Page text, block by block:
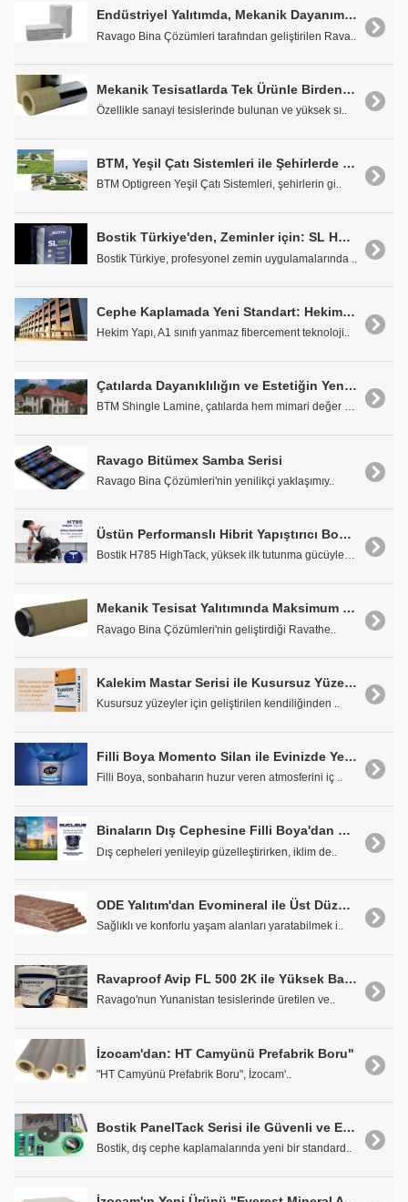
Endüstriyel Yalıtımda, Mekanik Dayanımda İğneleme Teknolojisi
Ravago Bina Çözümleri tarafından geliştirilen Rava..
Mekanik Tesisatlarda Tek Ürünle Birden Fazla Çözüm
Özellikle sanayi tesislerinde bulunan ve yüksek sı..
BTM, Yeşil Çatı Sistemleri ile Şehirlerde Doğaya Yer Açıyor
BTM Optigreen Yeşil Çatı Sistemleri, şehirlerin gi..
Bostik Türkiye'den, Zeminler için: SL H320 HYBRID PROJECT
Bostik Türkiye, profesyonel zemin uygulamalarında ..
Cephe Kaplamada Yeni Standart: Hekimboard
Hekim Yapı, A1 sınıfı yanmaz fibercement teknoloji..
Çatılarda Dayanıklılığın ve Estetiğin Yeni Adı: BTM Shingle Lamine
BTM Shingle Lamine, çatılarda hem mimari değer hem..
Ravago Bitümex Samba Serisi
Ravago Bina Çözümleri'nin yenilikçi yaklaşımıy..
Üstün Performanslı Hibrit Yapıştırıcı Bostik H785 HighTack
Bostik H785 HighTack, yüksek ilk tutunma gücüyle d..
Mekanik Tesisat Yalıtımında Maksimum Performans ve Enerji Verimliliği Bir Arada
Ravago Bina Çözümleri'nin geliştirdiği Ravathe..
Kalekim Mastar Serisi ile Kusursuz Yüzeyler
Kusursuz yüzeyler için geliştirilen kendiliğinden ..
Filli Boya Momento Silan ile Evinizde Yenilenmenin Zamanı
Filli Boya, sonbaharın huzur veren atmosferini iç ..
Binaların Dış Cephesine Filli Boya'dan Nucleus Dokunuşu
Dış cepheleri yenileyip güzelleştirirken, iklim de..
ODE Yalıtım'dan Evomineral ile Üst Düzey Ses Yalıtımı
Sağlıklı ve konforlu yaşam alanları yaratabilmek i..
Ravaproof Avip FL 500 2K ile Yüksek Basınca Karşı Tam Koruma
Ravago'nun Yunanistan tesislerinde üretilen ve..
İzocam'dan: HT Camyünü Prefabrik Boru"
"HT Camyünü Prefabrik Boru", İzocam'..
Bostik PanelTack Serisi ile Güvenli ve Estetik Cepheler
Bostik, dış cephe kaplamalarında yeni bir standard..